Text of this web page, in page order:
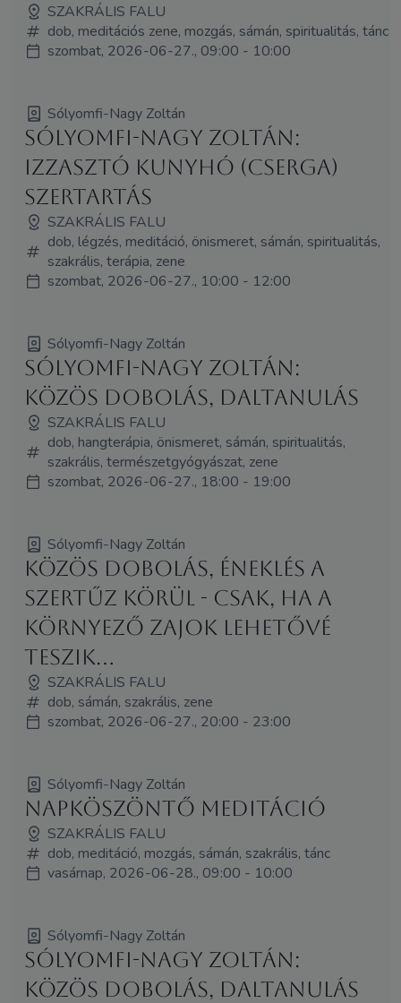
SZAKRÁLIS FALU
dob, meditációs zene, mozgás, sámán, spiritualitás, tánc
szombat, 2026-06-27., 09:00 - 10:00
Sólyomfi-Nagy Zoltán
Sólyomfi-Nagy Zoltán:
Izzasztó kunyhó (Cserga)
szertartás
SZAKRÁLIS FALU
dob, légzés, meditáció, önismeret, sámán, spiritualitás,
szakrális, terápia, zene
szombat, 2026-06-27., 10:00 - 12:00
Sólyomfi-Nagy Zoltán
Sólyomfi-Nagy Zoltán:
Közös dobolás, daltanulás
SZAKRÁLIS FALU
dob, hangterápia, önismeret, sámán, spiritualitás,
szakrális, természetgyógyászat, zene
szombat, 2026-06-27., 18:00 - 19:00
Sólyomfi-Nagy Zoltán
Közös dobolás, éneklés a
Szertűz körül - csak, ha a
környező zajok lehetővé
teszik...
SZAKRÁLIS FALU
dob, sámán, szakrális, zene
szombat, 2026-06-27., 20:00 - 23:00
Sólyomfi-Nagy Zoltán
Napköszöntő meditáció
SZAKRÁLIS FALU
dob, meditáció, mozgás, sámán, szakrális, tánc
vasárnap, 2026-06-28., 09:00 - 10:00
Sólyomfi-Nagy Zoltán
Sólyomfi-Nagy Zoltán:
Közös dobolás, daltanulás